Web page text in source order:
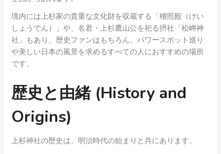
境内には上杉家の貴重な文化財を収蔵する「稽照殿（けい
しょうでん）」や、名君・上杉鷹山公を祀る摂社「松岬神
社」もあり、歴史ファンはもちろん、パワースポット巡り
や美しい日本の風景を求めるすべての人におすすめの場所
です。
歴史と由緒 (History and
Origins)
上杉神社の歴史は、明治時代の始まりと共にあります。